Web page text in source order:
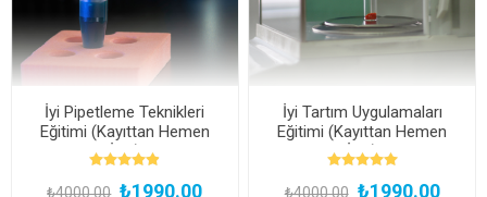
İyi Pipetleme Teknikleri
Eğitimi (Kayıttan Hemen
İzle)
₺4000.00 ₺1990.00
İyi Tartım Uygulamaları
Eğitimi (Kayıttan Hemen
İzle)
₺4000.00 ₺1990.00